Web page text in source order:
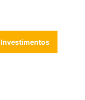
Investimentos